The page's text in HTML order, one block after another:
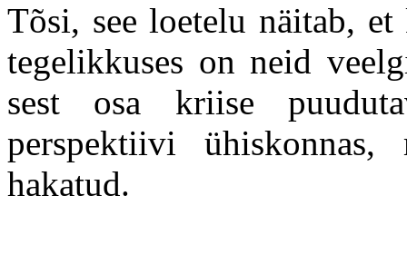
Tõsi, see loetelu näitab,
tegelikkuses on neid
sest osa kriise
perspektiivi
hakatud.